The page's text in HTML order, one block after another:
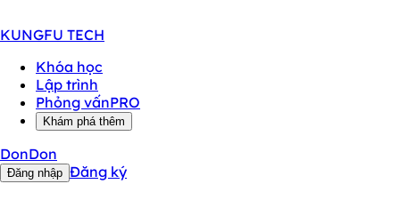
KUNGFU TECH
Khóa học
Lập trình
Phỏng vấnPRO
Khám phá thêm
DonDon
Đăng nhập Đăng ký